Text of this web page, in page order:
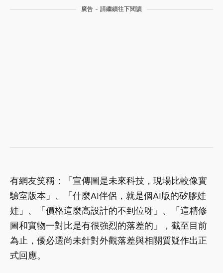
廣告 - 請繼續往下閱讀
有網友笑稱：「宣傳圖是未來科技，現場比較像實
驗室版本」、「什麼AI伴侶，就是個AI版的矽膠娃
娃」、「價格這麼高設計的不到位呀」、「這精修
圖和實物一對比是有很強烈的落差的」，截至目前
為止，優必選尚未針對外觀落差與相關質疑作出正
式回應。